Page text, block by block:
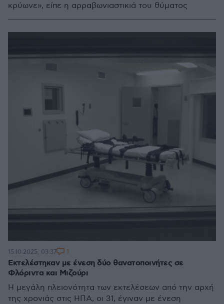
κρύωνε», είπε η αρραβωνιαστικιά του θύματος
Εκτελέστηκαν με ένεση δύο θανατοποινήτες σε
Φλόριντα και Μιζούρι
Η μεγάλη πλειονότητα των εκτελέσεων από την αρχή
της χρονιάς στις ΗΠΑ, οι 31, έγιναν με ένεση
15.10.2025, 03:37 1